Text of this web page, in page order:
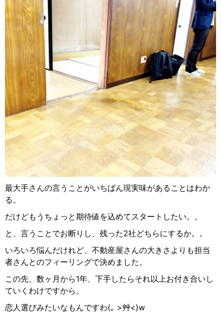
最大手さんの言うことがいちばん現実味があることはわか
る。
だけどもうちょっと期待値を込めてスタートしたい。。
と、言うことでお断りし、残った2社どちらにするか。。
いろいろ悩んだけれど、不動産屋さんの大きさよりも担当
者さんとのフィーリングで決めました。
この先、数ヶ月から1年、下手したらそれ以上お付き合いし
ていくわけですから。
恋人選びみたいなもんですわ(｡ >艸<)w